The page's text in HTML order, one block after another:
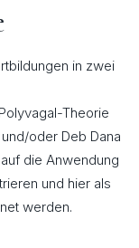
in zwei
Theorie
oder Deb Dana
die Anwendung
und hier als
werden.